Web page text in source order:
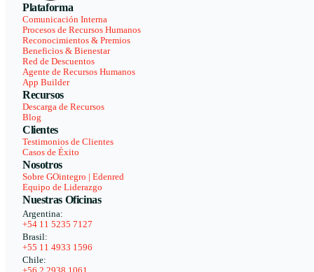
Plataforma
Comunicación Interna
Procesos de Recursos Humanos
Reconocimientos & Premios
Beneficios & Bienestar
Red de Descuentos
Agente de Recursos Humanos
App Builder
Recursos
Descarga de Recursos
Blog
Clientes
Testimonios de Clientes
Casos de Éxito
Nosotros
Sobre GOintegro | Edenred
Equipo de Liderazgo
Nuestras Oficinas
Argentina:
+54 11 5235 7127
Brasil:
+55 11 4933 1596
Chile: